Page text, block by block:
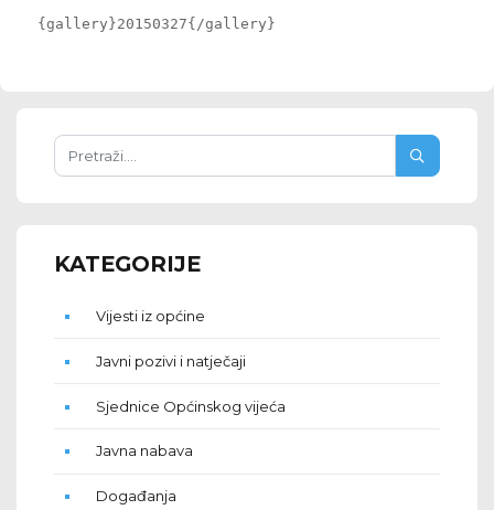
{gallery}20150327{/gallery}
KATEGORIJE
Vijesti iz općine
Javni pozivi i natječaji
Sjednice Općinskog vijeća
Javna nabava
Događanja